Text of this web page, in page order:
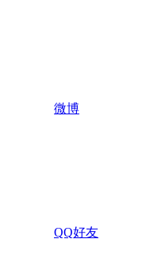
微博
QQ好友